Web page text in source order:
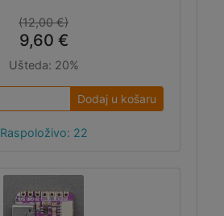
(12,00 €)
9,60 €
Ušteda: 20%
Dodaj u košaru
Raspoloživo: 22